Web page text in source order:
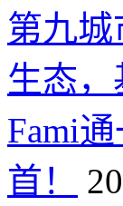
第九城
生态
Fami
首！